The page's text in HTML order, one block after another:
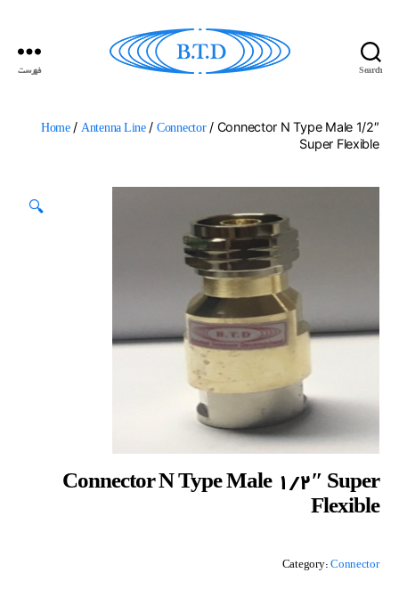
Search
بهداد
فهرست
Home/ Antenna Line/ Connector/ Connector N Type Male 1/2″
Super Flexible
🔍
Connector N Type Male 1/2″ Super
Flexible
Category:Connector